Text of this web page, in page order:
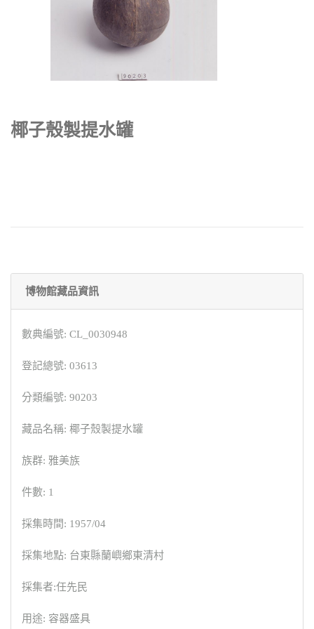
椰子殼製提水罐
博物館藏品資訊
數典編號: CL_0030948
登記總號: 03613
分類編號: 90203
藏品名稱: 椰子殼製提水罐
族群: 雅美族
件數: 1
採集時間: 1957/04
採集地點: 台東縣蘭嶼鄉東清村
採集者:任先民
用途: 容器盛具